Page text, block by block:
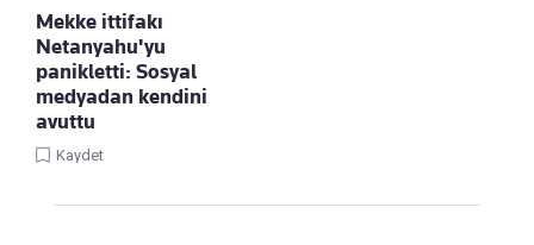
Mekke ittifakı
Netanyahu'yu
panikletti: Sosyal
medyadan kendini
avuttu
Kaydet